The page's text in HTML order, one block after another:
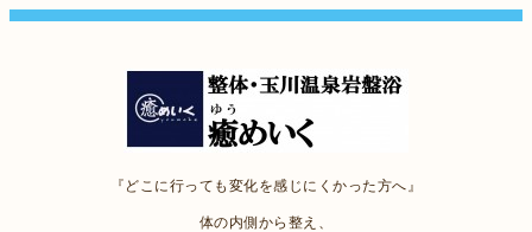
『どこに行っても変化を感じにくかった方へ』
体の内側から整え、